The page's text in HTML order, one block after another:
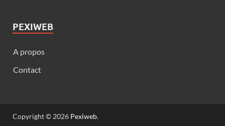
PEXIWEB
A propos
Contact
Copyright © 2026 Pexiweb.